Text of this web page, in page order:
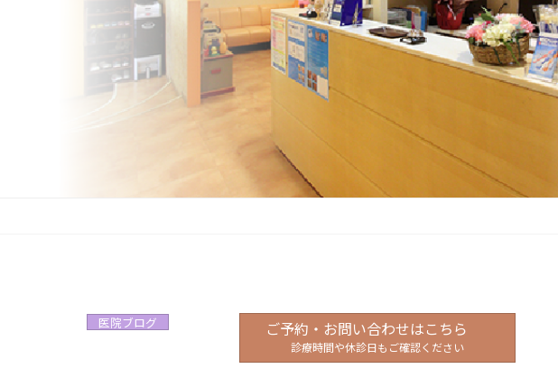
医院ブログ ご予約・お問い合わせはこちら
診療時間や休診日もご確認ください